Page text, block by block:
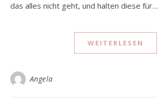
das alles nicht geht, und halten diese für…
WEITERLESEN
Angela